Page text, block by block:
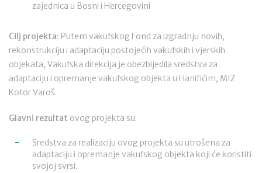
zajednica u Bosni i Hercegovini
Cilj projekta: Putem vakufskog Fond za izgradnju novih,
rekonstrukciju i adaptaciju postojećih vakufskih i vjerskih
objekata, Vakufska direkcija je obezbijedila sredstva za
adaptaciju i opremanje vakufskog objekta u Hanifićim, MIZ
Kotor Varoš.
Glavni rezultat ovog projekta su:
Sredstva za realizaciju ovog projekta su utrošena za
adaptaciju i opremanje vakufskog objekta koji će koristiti
svojoj svrsi.